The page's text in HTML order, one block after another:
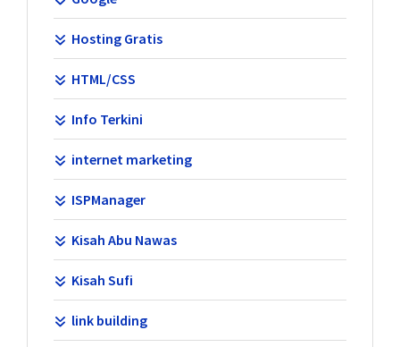
Hosting Gratis
HTML/CSS
Info Terkini
internet marketing
ISPManager
Kisah Abu Nawas
Kisah Sufi
link building